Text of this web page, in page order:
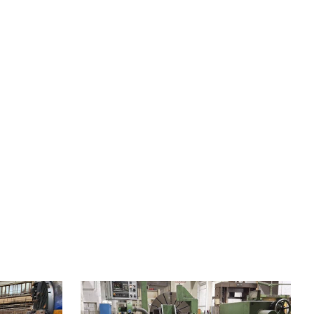
Año de fabricación:
1993
Sistema de control
Sí